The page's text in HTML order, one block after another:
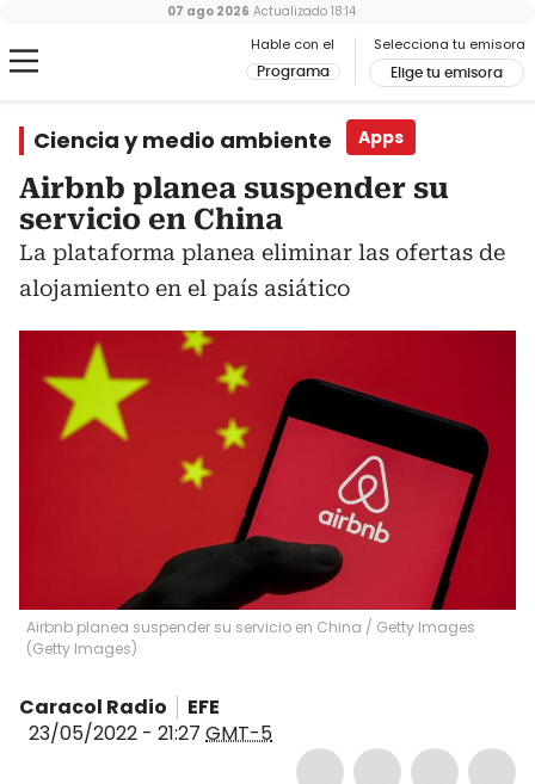
Hable con el
Programa
Selecciona tu emisora
Elige tu emisora
07 ago 2026 Actualizado 18:14
Ciencia y medio ambiente Apps
Airbnb planea suspender su
servicio en China
La plataforma planea eliminar las ofertas de
alojamiento en el país asiático
Airbnb planea suspender su servicio en China / Getty Images
(Getty Images)
Caracol Radio
EFE
23/05/2022 - 21:27 GMT-5